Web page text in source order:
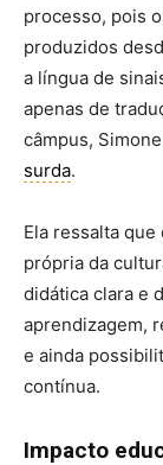
processo, pois
produzidos
a língua de
apenas de
câmpus,
surda.
Ela ressalta
própria da
didática clara e
aprendizagem,
e ainda
contínua.
Impacto